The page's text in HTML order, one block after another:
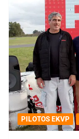
PILOTOS EKVP